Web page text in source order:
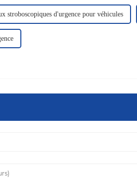
stroboscopiques d'urgence pour véhicules